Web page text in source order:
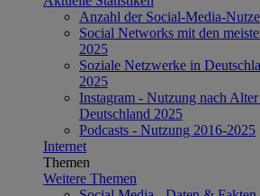
Anzahl der Social-Media-
Social Networks mit den
2025
Soziale Netzwerke in
2025
Instagram - Nutzung nach
Deutschland 2025
Podcasts - Nutzung 2016-2025
Internet
Themen
Weitere Themen